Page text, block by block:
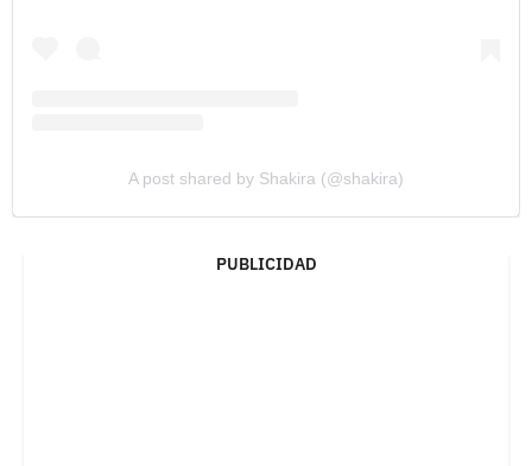
A post shared by Shakira (@shakira)
PUBLICIDAD